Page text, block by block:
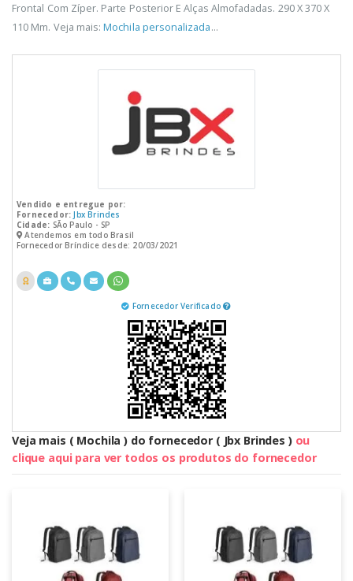
Frontal Com Zíper. Parte Posterior E Alças Almofadadas. 290 X 370 X
110 Mm. Veja mais:Mochila personalizada...
Vendido e entregue por:
Fornecedor: Jbx Brindes
Cidade: SÃo Paulo - SP
Atendemos em todo Brasil
Fornecedor Bríndice desde: 20/03/2021
Fornecedor Verificado
Veja mais ( Mochila ) do fornecedor ( Jbx Brindes ) ou
clique aqui para ver todos os produtos do fornecedor